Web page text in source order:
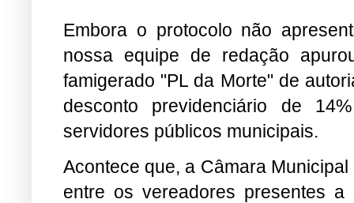
Embora o protocolo não
nossa equipe de redação
famigerado "PL da Morte" de
desconto previdenciário de
servidores públicos municipais.
Acontece que, a Câmara
entre os vereadores presentes